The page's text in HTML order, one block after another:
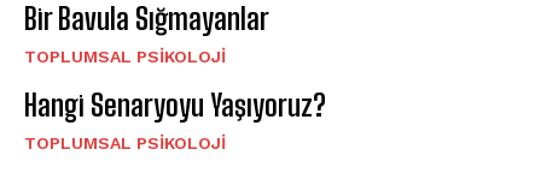
Bir Bavula Sığmayanlar
TOPLUMSAL PSIKOLOJI
Hangi Senaryoyu Yaşıyoruz?
TOPLUMSAL PSIKOLOJI